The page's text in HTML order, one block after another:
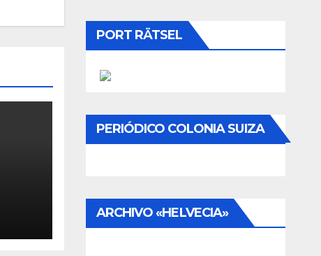
PORT RÄTSEL
PERIÓDICO COLONIA SUIZA
ARCHIVO «HELVECIA»